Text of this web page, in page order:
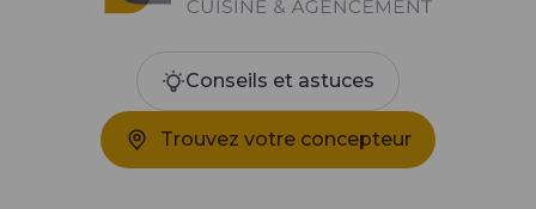
Conseils et astuces
Trouvez votre concepteur